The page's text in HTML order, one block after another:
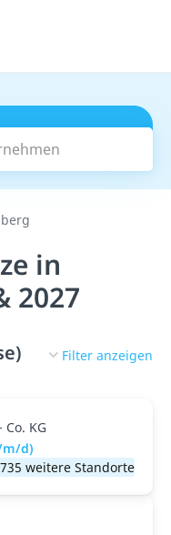
in
2027
Filter anzeigen
KG
m/d)
weitere Standorte